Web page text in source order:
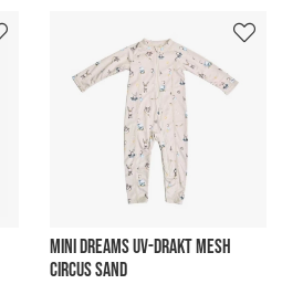
MINI DREAMS UV-DRAKT MESH
CIRCUS SAND